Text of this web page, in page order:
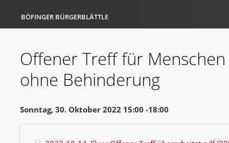
BÖFINGER BÜRGERBLÄTTLE
Offener Treff für
ohne Behinderung
Sonntag, 30. Oktober 2022 15:00 -18:00